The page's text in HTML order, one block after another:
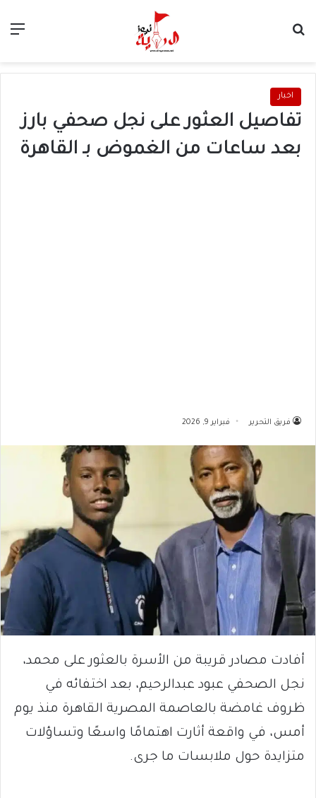
اخبار
تفاصيل العثور على نجل صحفي بارز
بعد ساعات من الغموض بـ القاهرة
فريق التحرير فبراير 9, 2026
أفادت مصادر قريبة من الأسرة بالعثور على محمد،
نجل الصحفي عبود عبدالرحيم، بعد اختفائه في
ظروف غامضة بالعاصمة المصرية القاهرة منذ يوم
أمس، في واقعة أثارت اهتمامًا واسعًا وتساؤلات
متزايدة حول ملابسات ما جرى.